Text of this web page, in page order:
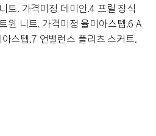
트. 가격미정 데미안.4 프릴 장식
윈 니트. 가격미정 율미아스텝.6 A
스텝.7 언밸런스 플리츠 스커트.